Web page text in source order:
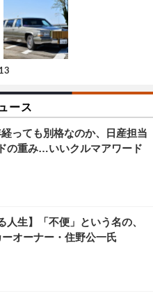
13
ース
っても別格なのか、日産担当
の重み…いいクルマアワード
人生】「不便」という名の、
オーナー・住野公一氏